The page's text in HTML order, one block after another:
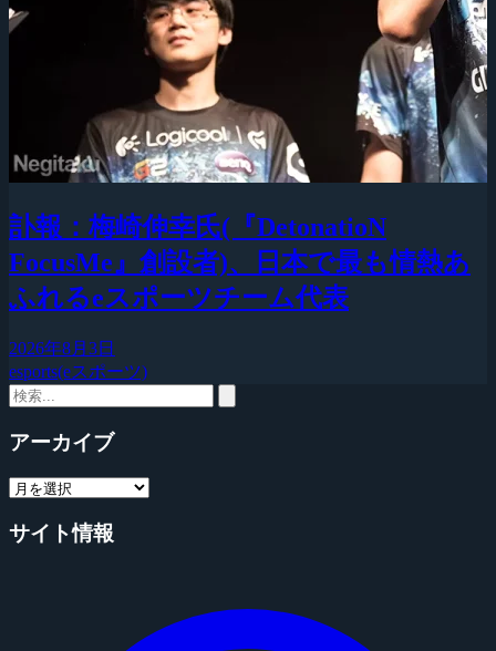
訃報：梅崎伸幸氏(『DetonatioN
FocusMe』創設者)、日本で最も情熱あ
ふれるeスポーツチーム代表
2026年8月3日
esports(eスポーツ)
アーカイブ
サイト情報